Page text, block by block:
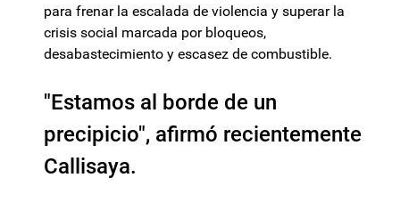
para frenar la escalada de violencia y superar la
crisis social marcada por bloqueos,
desabastecimiento y escasez de combustible.
"Estamos al borde de un
precipicio", afirmó recientemente
Callisaya.